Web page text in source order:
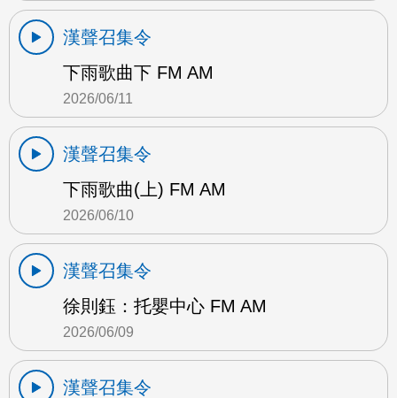
漢聲召集令
下雨歌曲下 FM AM
2026/06/11
漢聲召集令
下雨歌曲(上) FM AM
2026/06/10
漢聲召集令
徐則鈺：托嬰中心 FM AM
2026/06/09
漢聲召集令